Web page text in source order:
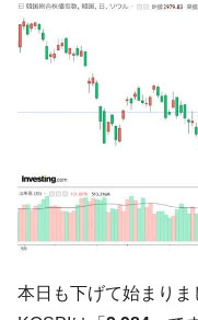
『Money1』
韓国「
体だけで410億ドル、
『Money1』
韓国･
や、若者に起業させ
【韓国
ル。外平債の発行「
『Money1』
韓国「
ーにウソのデータを入
言。
本日も下げて始まりま